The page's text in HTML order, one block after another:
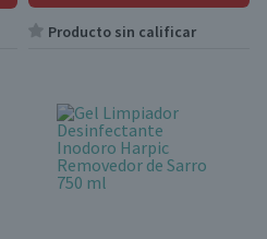
Producto sin calificar